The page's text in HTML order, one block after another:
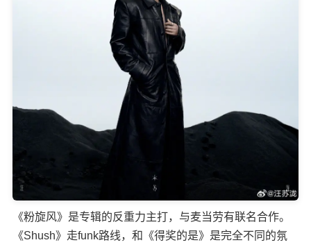
《粉旋风》是专辑的反重力主打，与麦当劳有联名合作。
《Shush》走funk路线，和《得奖的是》是完全不同的氛